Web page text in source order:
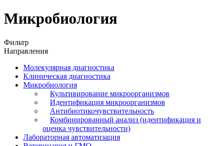
Микробиология
Фильтр
Направления
Молекулярная диагностика
Клиническая диагностика
Микробиология
Культивирование микроорганизмов
Идентификация микроорганизмов
Антибиотикочувствительность
Комбинированный анализ (идентификация и
оценка чувствительности)
Лабораторная автоматизация